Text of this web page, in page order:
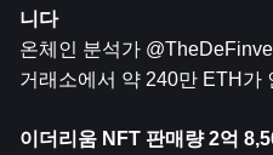
니다
온체인 분석가
거래소에서 약 240만 ETH가
이더리움 NFT 판매량 2억